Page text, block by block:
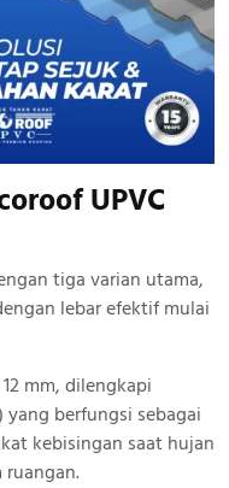
UPVC
tiga varian utama,
lebar efektif mulai
mm, dilengkapi
berfungsi sebagai
kebisingan saat hujan